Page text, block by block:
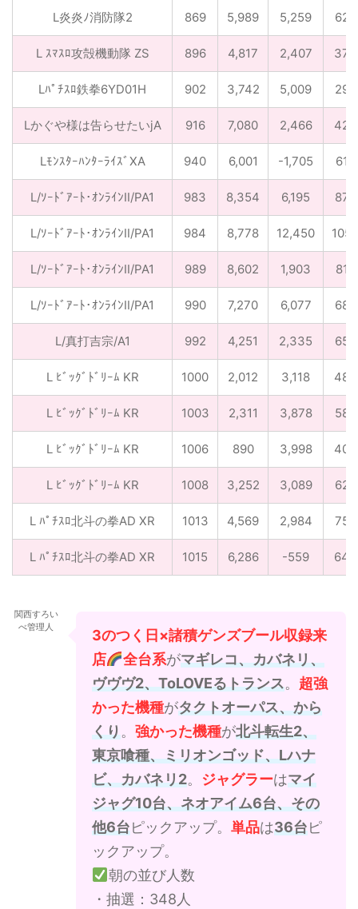
L炎炎ﾉ消防隊2 869 5,989 5,259 62
L ｽﾏｽﾛ攻殻機動隊 ZS 896 4,817 2,407 37
Lﾊﾟﾁｽﾛ鉄拳6YD01H 902 3,742 5,009 29
Lかぐや様は告らせたいjA 916 7,080 2,466 42
LﾓﾝｽﾀｰﾊﾝﾀｰﾗｲｽﾞXA 940 6,001 -1,705 61
L/ｿｰﾄﾞｱｰﾄ･ｵﾝﾗｲﾝⅡ/PA1 983 8,354 6,195 87
L/ｿｰﾄﾞｱｰﾄ･ｵﾝﾗｲﾝⅡ/PA1 984 8,778 12,450 105
L/ｿｰﾄﾞｱｰﾄ･ｵﾝﾗｲﾝⅡ/PA1 989 8,602 1,903 81
L/ｿｰﾄﾞｱｰﾄ･ｵﾝﾗｲﾝⅡ/PA1 990 7,270 6,077 68
L/真打吉宗/A1 992 4,251 2,335 65
L ﾋﾞｯｸﾞﾄﾞﾘｰﾑ KR 1000 2,012 3,118 48
L ﾋﾞｯｸﾞﾄﾞﾘｰﾑ KR 1003 2,311 3,878 58
L ﾋﾞｯｸﾞﾄﾞﾘｰﾑ KR 1006 890 3,998 40
L ﾋﾞｯｸﾞﾄﾞﾘｰﾑ KR 1008 3,252 3,089 62
L ﾊﾟﾁｽﾛ北斗の拳AD XR 1013 4,569 2,984 75
L ﾊﾟﾁｽﾛ北斗の拳AD XR 1015 6,286 -559 64
関西すろい
べ管理人
3のつく日×諸積ゲンズブール収録来
店
全台系がマギレコ、カバネリ、
ヴヴヴ2、ToLOVEるトランス。 超強
かった機種がタクトオーパス、から
くり。 強かった機種が北斗転生2、
東京喰種、ミリオンゴッド、Lハナ
ビ、カバネリ2。 ジャグラーはマイ
ジャグ10台、ネオアイム6台、その
他6台ピックアップ。 単品は36台ピ
ックアップ。
朝の並び人数
・抽選：348人